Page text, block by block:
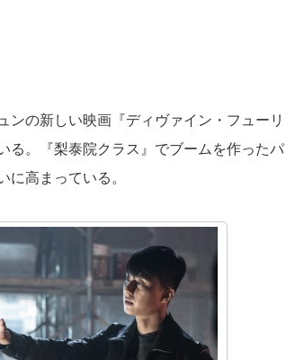
ンの新しい映画『ディヴァイン・フューリ
る。『梨泰院クラス』でブームを作ったパ
に高まっている。